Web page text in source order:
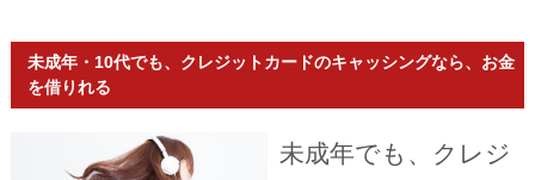
未成年・10代でも、クレジットカードのキャッシングなら、お金
を借りれる
未成年でも、クレジ